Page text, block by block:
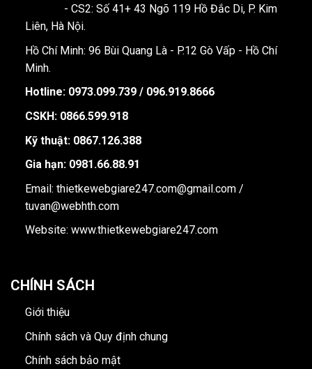
- CS2: Số 41+ 43 Ngõ 119 Hồ Đắc Di, P. Kim
Liên, Hà Nội.
Hồ Chí Minh: 96 Bùi Quang Là - P.12 Gò Vấp - Hồ Chí
Minh.
Hotline: 0973.099.739 / 096.919.8666
CSKH: 0866.599.918
Kỹ thuật: 0867.126.388
Gia hạn: 0981.66.88.91
Email: thietkewebgiare247.com@gmail.com /
tuvan@webhth.com
Website: www.thietkewebgiare247.com
CHÍNH SÁCH
Giới thiệu
Chính sách và Quy định chung
Chính sách bảo mật